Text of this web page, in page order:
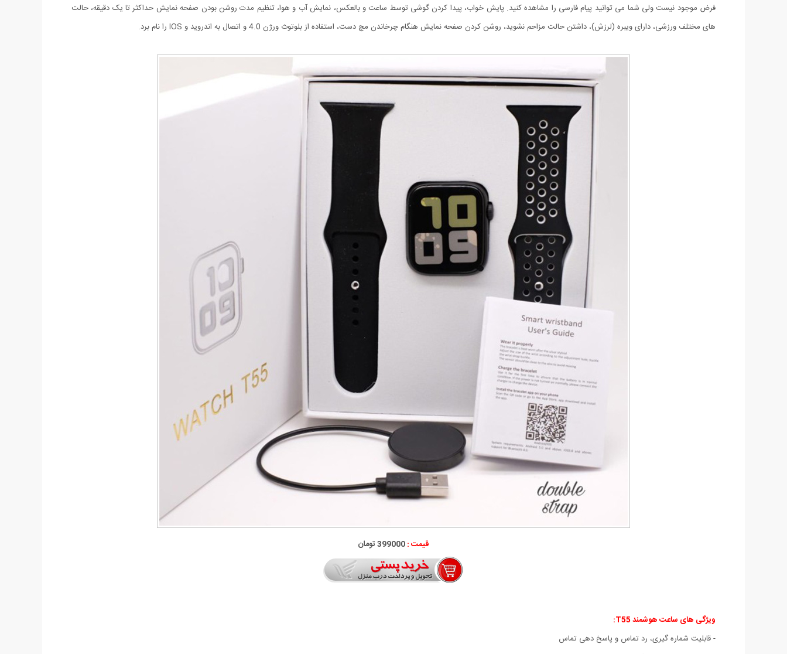
فرض موجود نیست ولی شما می توانید پیام فارسی را مشاهده کنید. پایش خواب، پیدا کردن گوشی توسط ساعت و بالعکس، نمایش آب و هوا، تنظیم مدت روشن بودن صفحه نمایش حداکثر تا یک دقیقه، حالت
های مختلف ورزشی، دارای ویبره (لرزش)، داشتن حالت مزاحم نشوید، روشن کردن صفحه نمایش هنگام چرخاندن مچ دست، استفاده از بلوتوث ورژن 4.0 و اتصال به اندروید و IOS را نام برد.
قیمت :399000 تومان
ویژگی های ساعت هوشمند T55
:
- قابلیت شماره گیری، رد تماس و پاسخ دهی تماس